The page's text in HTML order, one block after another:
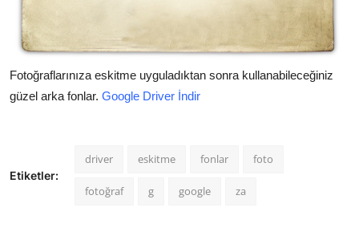
Fotoğraflarınıza eskitme uyguladıktan sonra kullanabileceğiniz
güzel arka fonlar. Google Driver İndir
Etiketler:
driver eskitme fonlar foto
fotoğraf g google za